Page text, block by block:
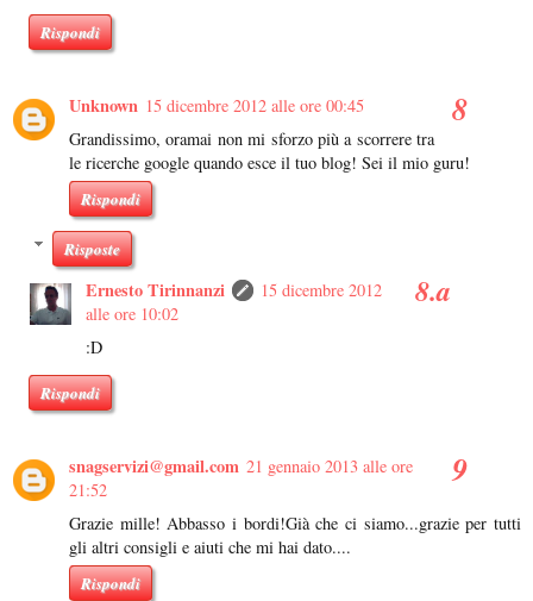
Rispondi
Unknown 15 dicembre 2012 alle ore 00:45
Grandissimo, oramai non mi sforzo più a scorrere tra
le ricerche google quando esce il tuo blog! Sei il mio guru!
Rispondi
Risposte
Ernesto Tirinnanzi
15 dicembre 2012
alle ore 10:02
:D
Rispondi
snagservizi@gmail.com 21 gennaio 2013 alle ore
21:52
Grazie mille! Abbasso i bordi!Già che ci siamo...grazie per tutti
gli altri consigli e aiuti che mi hai dato....
Rispondi